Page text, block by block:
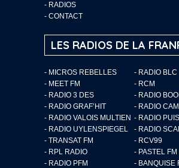
- RADIOS
- CONTACT
LES RADIOS DE LA
- MICROS REBELLES
- RADIO BLC
- MEET FM
- RCM
- RADIO 3 DES
- RADIO
- RADIO GRAF’HIT
- RADIO
- RADIO VALOIS MULTIEN - RADIO
- RADIO UYLENSPIEGEL
- RADIO
- TRANSAT FM
- RCV99
- RPL RADIO
- PASTEL FM
- RADIO PFM
- BANQUISE